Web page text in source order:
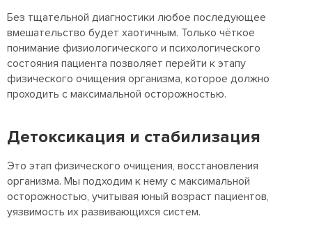
Без тщательной диагностики любое последующее
вмешательство будет хаотичным. Только чёткое
понимание физиологического и психологического
состояния пациента позволяет перейти к этапу
физического очищения организма, которое должно
проходить с максимальной осторожностью.
Детоксикация и стабилизация
Это этап физического очищения, восстановления
организма. Мы подходим к нему с максимальной
осторожностью, учитывая юный возраст пациентов,
уязвимость их развивающихся систем.